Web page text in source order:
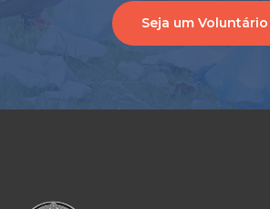
Seja um Voluntário